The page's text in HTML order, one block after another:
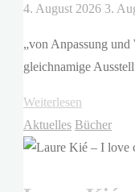
4. August 2026 3.
„von Anpassung
gleichnamige
Weiterlesen
Koal,
KVOST
Aktuelles Bücher